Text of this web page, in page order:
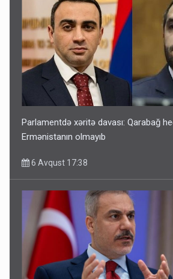
Parlamentdə xəritə davası: Qarabağ
Ermənistanın olmayıb
6 Avqust 17:38